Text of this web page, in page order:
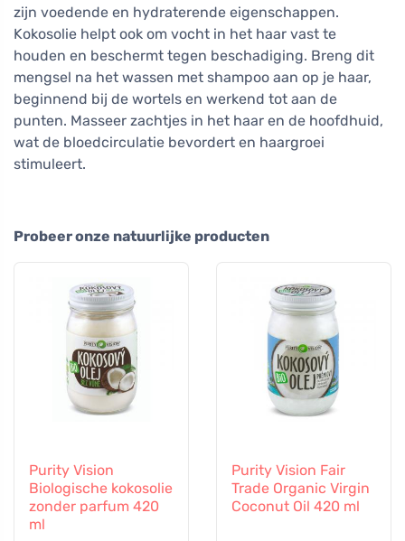
zijn voedende en hydraterende eigenschappen.
Kokosolie helpt ook om vocht in het haar vast te
houden en beschermt tegen beschadiging. Breng dit
mengsel na het wassen met shampoo aan op je haar,
beginnend bij de wortels en werkend tot aan de
punten. Masseer zachtjes in het haar en de hoofdhuid,
wat de bloedcirculatie bevordert en haargroei
stimuleert.
Probeer onze natuurlijke producten
Purity Vision
Biologische kokosolie
zonder parfum 420
ml
Purity Vision Fair
Trade Organic Virgin
Coconut Oil 420 ml